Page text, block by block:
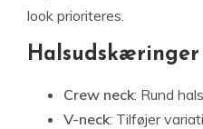
look prioriteres.
Halsudskæringer
Crew neck: Rund
V-neck: Tilføjer